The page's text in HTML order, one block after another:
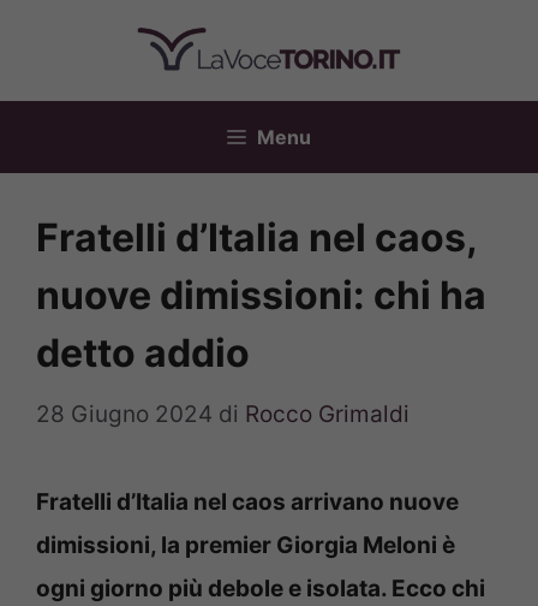
contenuto
Menu
Fratelli d’Italia nel caos,
nuove dimissioni: chi ha
detto addio
28 Giugno 2024 di Rocco Grimaldi
Fratelli d’Italia nel caos arrivano nuove
dimissioni, la premier Giorgia Meloni è
ogni giorno più debole e isolata. Ecco chi